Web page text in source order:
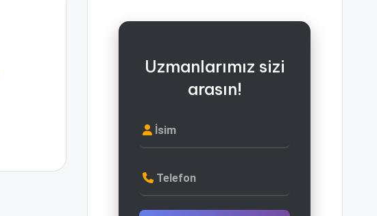
Uzmanlarımız sizi
arasın!
İsim
Telefon